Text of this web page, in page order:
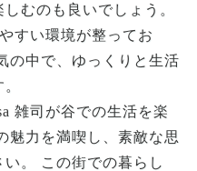
むのも良いでしょう。
すい環境が整ってお
の中で、ゆっくりと生活
雑司が谷での生活を楽
魅力を満喫し、素敵な思
。 この街での暮らし